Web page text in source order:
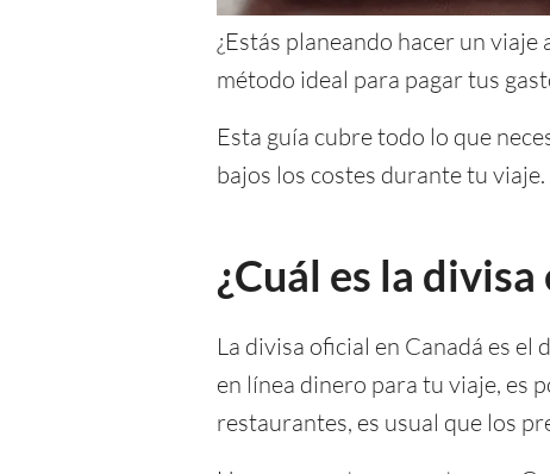
¿Estás planeando hacer un
método ideal para pagar tus
Esta guía cubre todo lo que
bajos los costes durante tu viaje.
¿Cuál es la divisa
La divisa oficial en Canadá es
en línea dinero para tu viaje, es
restaurantes, es usual que los